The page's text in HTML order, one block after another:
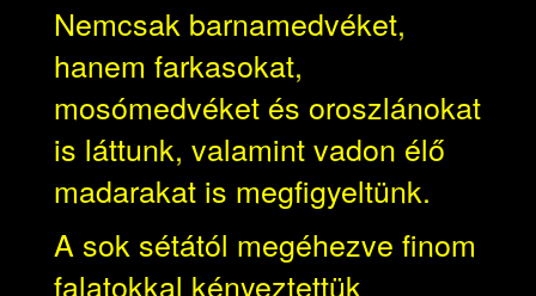
Nemcsak barnamedvéket,
hanem farkasokat,
mosómedvéket és oroszlánokat
is láttunk, valamint vadon élő
madarakat is megfigyeltünk.
A sok sétától megéhezve finom
falatokkal kényeztettük